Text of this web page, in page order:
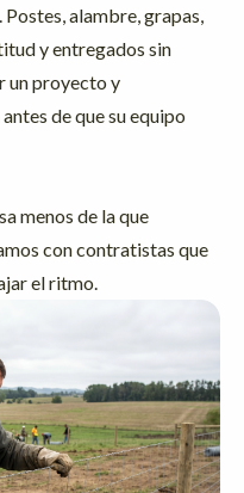
alambre, grapas,
y entregados sin
un proyecto y
de que su equipo
menos de la que
con contratistas que
el ritmo.